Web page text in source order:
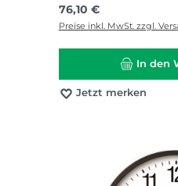
Regulärer Preis:
76,10 €
Preise inkl. MwSt. zzgl.
In den
Jetzt merken